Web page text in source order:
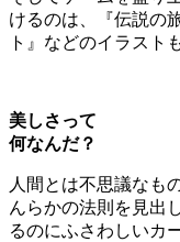
けるのは、『伝説の
ト』などのイラスト
美しさって
何なんだ？
人間とは不思議なも
んらかの法則を見出
るのにふさわしいカ